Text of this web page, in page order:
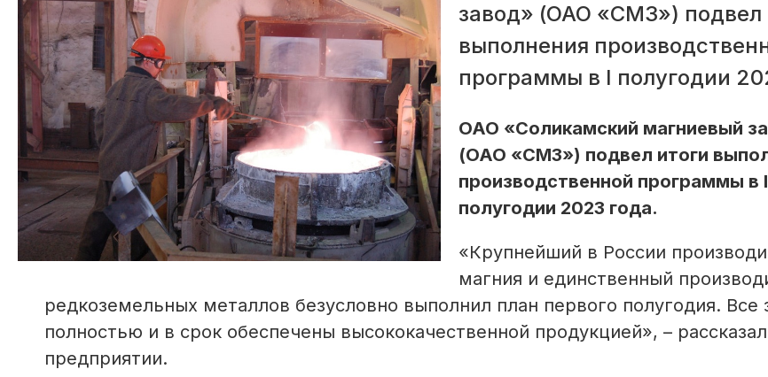
завод» (ОАО «СМЗ») подвел
выполнения
программы в I полугодии
ОАО «Соликамский магниевый
(ОАО «СМЗ») подвел итоги
производственной программы в I
полугодии 2023 года.
«Крупнейший в России
магния и единственный
редкоземельных металлов безусловно выполнил план первого полугодия. Все
полностью и в срок обеспечены высококачественной продукцией», –
предприятии.